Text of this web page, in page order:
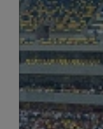
Loss Ratio Own Goals